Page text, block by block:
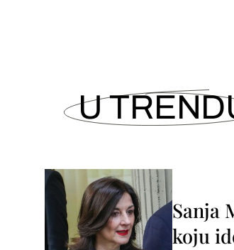
U
Sanja
koju